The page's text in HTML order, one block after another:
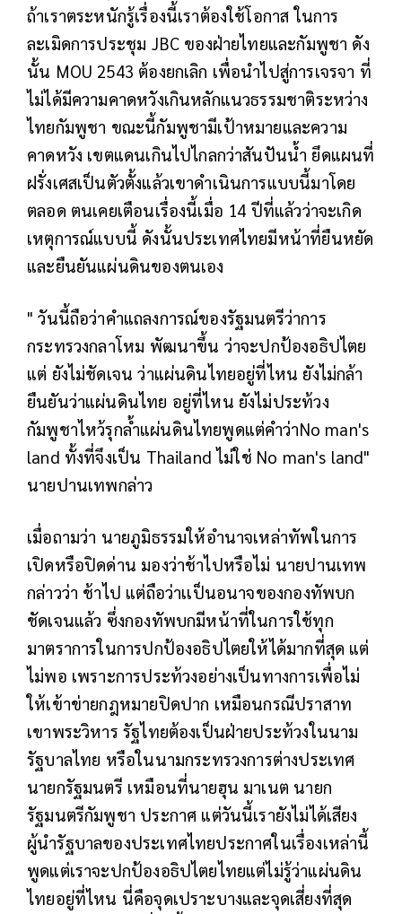
ถ้าเราตระหนักรู้เรื่องนี้เราต้องใช้โอกาส ในการ
ละเมิดการประชุม JBC ของฝ่ายไทยและกัมพูชา ดัง
นั้น MOU 2543 ต้องยกเลิก เพื่อนำไปสู่การเจรจา ที่
ไม่ได้มีความคาดหวังเกินหลักแนวธรรมชาติระหว่าง
ไทยกัมพูชา ขณะนี้กัมพูชามีเป้าหมายและความ
คาดหวัง เขตแดนเกินไปไกลกว่าสันปันน้ำ ยึดแผนที่
ฝรั่งเศสเป็นตัวตั้งแล้วเขาดำเนินการแบบนี้มาโดย
ตลอด ตนเคยเตือนเรื่องนี้เมื่อ 14 ปีที่แล้วว่าจะเกิด
เหตุการณ์แบบนี้ ดังนั้นประเทศไทยมีหน้าที่ยืนหยัด
และยืนยันแผ่นดินของตนเอง
" วันนี้ถือว่าคำแถลงการณ์ของรัฐมนตรีว่าการ
กระทรวงกลาโหม พัฒนาขึ้น ว่าจะปกป้องอธิปไตย
แต่ ยังไม่ชัดเจน ว่าแผ่นดินไทยอยู่ที่ไหน ยังไม่กล้า
ยืนยันว่าแผ่นดินไทย อยู่ที่ไหน ยังไม่ประท้วง
กัมพูชาไหว้รุกล้ำแผ่นดินไทยพูดแต่คำว่าNo man's
land ทั้งที่จึงเป็น Thailand ไม่ใช่ No man's land"
นายปานเทพกล่าว
เมื่อถามว่า นายภูมิธรรมให้อำนาจเหล่าทัพในการ
เปิดหรือปิดด่าน มองว่าช้าไปหรือไม่ นายปานเทพ
กล่าวว่า ช้าไป แต่ถือว่าเเป็นอนาจของกองทัพบก
ชัดเจนแล้ว ซึ่งกองทัพบกมีหน้าที่ในการใช้ทุก
มาตราการในการปกป้องอธิปไตยให้ได้มากที่สุด แต่
ไม่พอ เพราะการประท้วงอย่างเป็นทางการเพื่อไม่
ให้เข้าข่ายกฎหมายปิดปาก เหมือนกรณีปราสาท
เขาพระวิหาร รัฐไทยต้องเป็นฝ่ายประท้วงในนาม
รัฐบาลไทย หรือในนามกระทรวงการต่างประเทศ
นายกรัฐมนตรี เหมือนที่นายฮุน มาเนต นายก
รัฐมนตรีกัมพูชา ประกาศ แต่วันนี้เรายังไม่ได้เสียง
ผู้นำรัฐบาลของประเทศไทยประกาศในเรื่องเหล่านี้
พูดแต่เราจะปกป้องอธิปไตยไทยแต่ไม่รู้ว่าแผ่นดิน
ไทยอยู่ที่ไหน นี่คือจุดเปราะบางและจุดเสี่ยงที่สุด